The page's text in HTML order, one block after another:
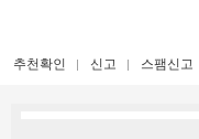
추천확인 신고 스팸신고